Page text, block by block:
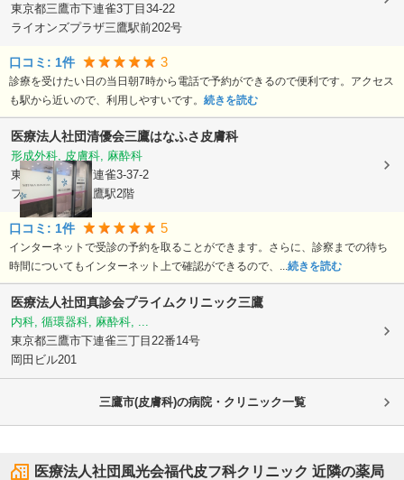
東京都三鷹市下連雀3丁目34-22
ライオンズプラザ三鷹駅前202号
口コミ: 1件 3
診療を受けたい日の当日朝7時から電話で予約ができるので便利です。アクセス
も駅から近いので、利用しやすいです。 続きを読む
医療法人社団清優会三鷹はなふさ皮膚科
形成外科, 皮膚科, 麻酔科
東京都三鷹市下連雀3-37-2
フィルパーク三鷹駅2階
口コミ: 1件 5
インターネットで受診の予約を取ることができます。さらに、診察までの待ち
時間についてもインターネット上で確認ができるので、... 続きを読む
医療法人社団真診会プライムクリニック三鷹
内科, 循環器科, 麻酔科, ...
東京都三鷹市下連雀三丁目22番14号
岡田ビル201
三鷹市(皮膚科)の病院・クリニック一覧
医療法人社団風光会福代皮フ科クリニック 近隣の薬局